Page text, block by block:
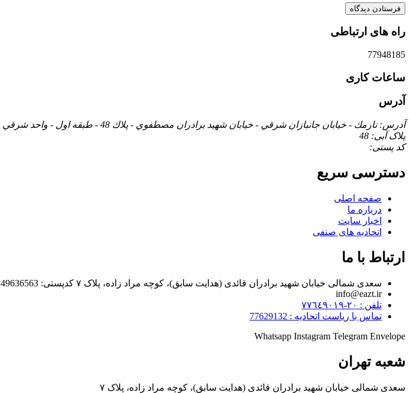
راه های ارتباطی
77948185
ساعات کاری
آدرس
آدرس: نارمك - خيابان جانبازان شرقي - خيابان شهيد برادران مصطفوي - پلاك 48 - طبقه اول - واحد شرقي
پلاک آبی: 48
کد پستی:
دسترسی سریع
صفحه اصلی
درباره ما
اخبار سایت
اتحادیه های صنفی
ارتباط با ما
سعدی شمالی خیابان شهید برادران قائدی (هدایت سابق)، کوچه مراد زاده، پلاک ۷ کدپستی: 1149636563
info@eazt.ir
تلفن : ٢٠-٧٧٦٤٩٠١٩
تماس با ریاست اتحادیه : 77629132
Whatsapp Instagram Telegram Envelope
شعبه تهران
سعدی شمالی خیابان شهید برادران قائدی (هدایت سابق)، کوچه مراد زاده، پلاک ۷